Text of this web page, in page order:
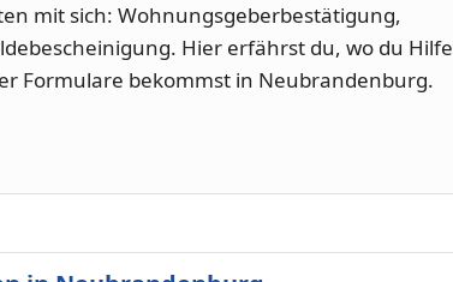
mit sich: Wohnungsgeberbestätigung,
Hier erfährst du, wo du Hilfe
Formulare bekommst in Neubrandenburg.